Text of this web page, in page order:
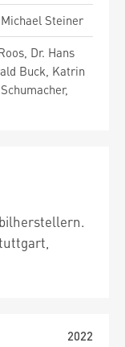
Steiner
Dr. Hans
Buck, Katrin
2022